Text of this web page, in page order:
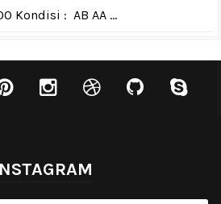
Kondisi : AB AA ...